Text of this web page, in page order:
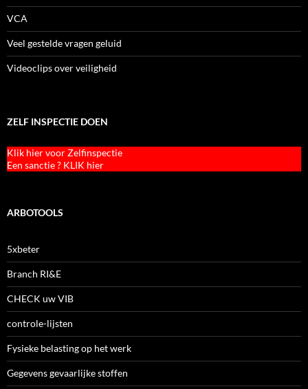
VCA
Veel gestelde vragen geluid
Videoclips over veiligheid
ZELF INSPECTIE DOEN
Klik hier voor Zelfinspectie
Een sanctie ? KLIK hier
ARBOTOOLS
5xbeter
Branch RI&E
CHECK uw VIB
controle-lijsten
Fysieke belasting op het werk
Gegevens gevaarlijke stoffen